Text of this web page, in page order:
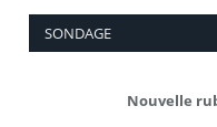
SONDAGE
Nouvelle